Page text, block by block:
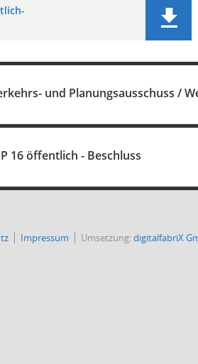
und Planungsausschuss /
16 öffentlich - Beschluss
Impressum Umsetzung:digitalfabriX